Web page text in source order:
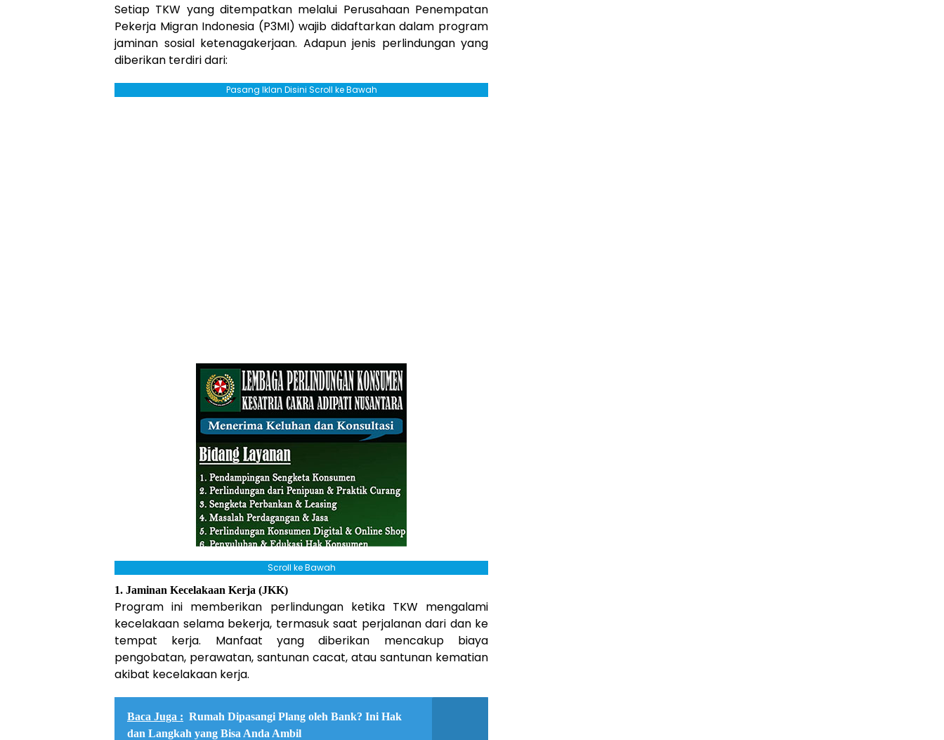
Setiap TKW yang ditempatkan melalui Perusahaan Penempatan
Pekerja Migran Indonesia (P3MI) wajib didaftarkan dalam program
jaminan sosial ketenagakerjaan. Adapun jenis perlindungan yang
diberikan terdiri dari:
Pasang Iklan Disini Scroll ke Bawah
Scroll ke Bawah
1. Jaminan Kecelakaan Kerja (JKK)
Program ini memberikan perlindungan ketika TKW mengalami
kecelakaan selama bekerja, termasuk saat perjalanan dari dan ke
tempat kerja. Manfaat yang diberikan mencakup biaya
pengobatan, perawatan, santunan cacat, atau santunan kematian
akibat kecelakaan kerja.
Baca Juga : Rumah Dipasangi Plang oleh Bank? Ini Hak
dan Langkah yang Bisa Anda Ambil